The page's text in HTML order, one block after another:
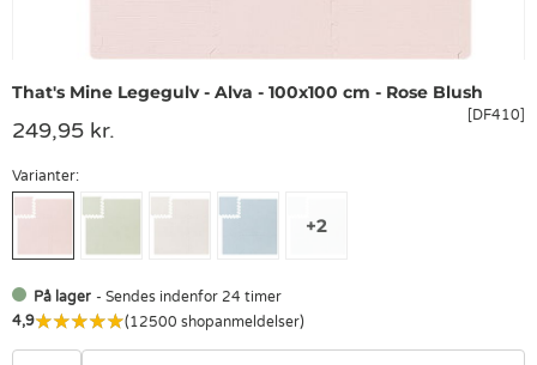
That's Mine Legegulv - Alva - 100x100 cm - Rose Blush
[DF410]
249,95 kr.
Varianter:
På lager - Sendes indenfor 24 timer
4,9
(12500 shopanmeldelser)